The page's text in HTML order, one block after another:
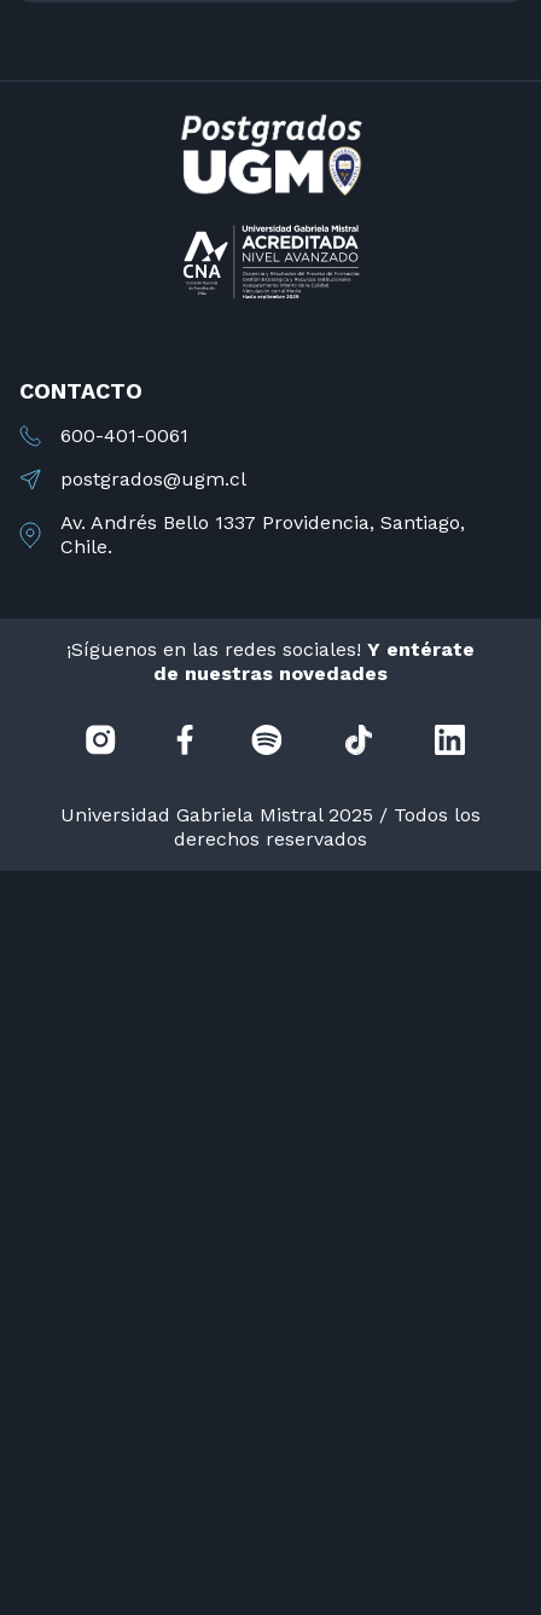
CONTACTO
600-401-0061
postgrados@ugm.cl
Av. Andrés Bello 1337 Providencia, Santiago,
Chile.
Universidad Gabriela Mistral 2025 / Todos los
derechos reservados
¡Síguenos en las redes sociales! Y entérate
de nuestras novedades